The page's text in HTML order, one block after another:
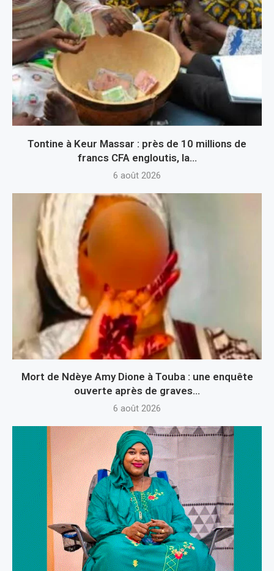
Tontine à Keur Massar : près de 10 millions de
francs CFA engloutis, la...
6 août 2026
Mort de Ndèye Amy Dione à Touba : une enquête
ouverte après de graves...
6 août 2026